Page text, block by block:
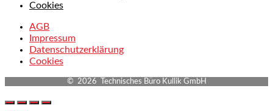
Cookies
AGB
Impressum
Datenschutzerklärung
Cookies
© 2026 Technisches Büro Kullik GmbH